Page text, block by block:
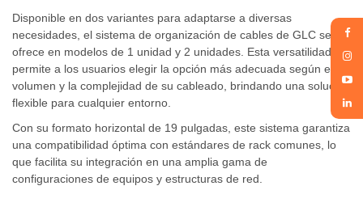
Disponible en dos variantes para adaptarse a diversas
necesidades, el sistema de organización de cables de GLC se
ofrece en modelos de 1 unidad y 2 unidades. Esta versatilidad
permite a los usuarios elegir la opción más adecuada según el
volumen y la complejidad de su cableado, brindando una solución
flexible para cualquier entorno.
Con su formato horizontal de 19 pulgadas, este sistema garantiza
una compatibilidad óptima con estándares de rack comunes, lo
que facilita su integración en una amplia gama de
configuraciones de equipos y estructuras de red.